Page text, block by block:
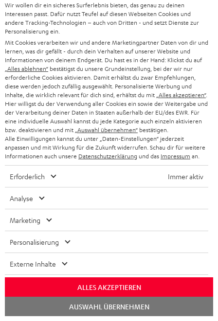
„Es ist schlicht beeindruckend“
17.08.2016
Mehr...
„Klanglich einer der Besten“
Allround-PC
17.08.2016
Mehr...
„Kurzum der Teufel Bamster Pro ist der beste Bluetooth
Lautsprecher den ich bisher in den Händen hatte! “
16.08.2016
Wir wollen dir ein sicheres Surferlebnis bieten, das genau zu deinen
Interessen passt. Dafür nutzt Teufel auf diesen Webseiten Cookies und
andere Tracking-Technologien – auch von Dritten - und setzt Dienste zur
Personalisierung ein.
Mit Cookies verarbeiten wir und andere Marketingpartner Daten von dir und
lernen, was dir gefällt - durch dein Verhalten auf unserer Website und
Informationen von deinem Endgerät. Du hast es in der Hand: Klickst du auf
„Alles ablehnen“ bestätigst du unsere Grundeinstellung, bei der wir nur
erforderliche Cookies aktivieren. Damit erhältst du zwar Empfehlungen,
diese werden jedoch zufällig ausgewählt. Personalisierte Werbung und
Inhalte, die wirklich relevant für dich sind, erhältst du mit „Alles akzeptieren“.
Hier willigst du der Verwendung aller Cookies ein sowie der Weitergabe und
der Verarbeitung deiner Daten in Staaten außerhalb der EU/des EWR. Für
eine individuelle Auswahl kannst du jede Kategorie auch einzeln aktivieren
bzw. deaktivieren und mit „Auswahl übernehmen“ bestätigen.
Alle Einwilligungen kannst du unter „Daten-Einstellungen“ jederzeit
anpassen und mit Wirkung für die Zukunft widerrufen. Schau dir für weitere
Informationen auch unsere Datenschutzerklärung und das Impressum an.
Erforderlich Immer aktiv
Analyse
Marketing
Personalisierung
Externe Inhalte
ALLES AKZEPTIEREN
AUSWAHL ÜBERNEHMEN